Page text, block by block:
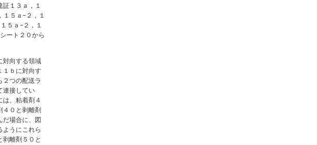
証１３ａ，１
１５ａ−２，１
５ａ−２，１
ート２０から
対向する領域
１ｂに対向す
２つの配送ラ
連接してい
、粘着剤４
４０と剥離剤
だ場合に、図
ようにこれら
離剤５０と